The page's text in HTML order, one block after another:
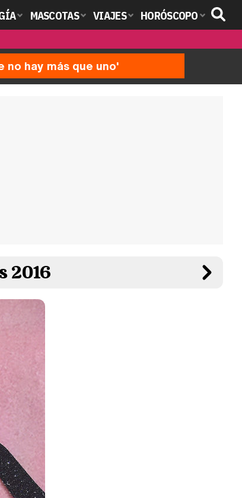
MASCOTAS VIAJES HORÓSCOPO
no hay más que uno'
2016